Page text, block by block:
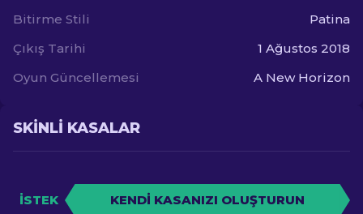
Bitirme Stili
Patina
Çıkış Tarihi
1 Ağustos 2018
Oyun Güncellemesi
A New Horizon
SKINLI KASALAR
İSTEK KENDI KASANIZI OLUŞTURUN